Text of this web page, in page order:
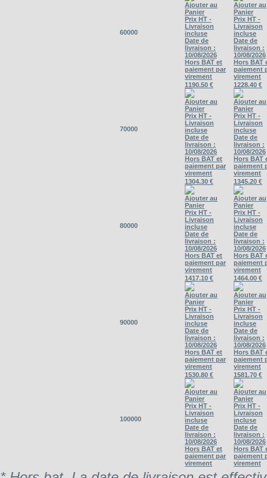
60000
Ajouter au
Panier
Prix HT -
Livraison
incluse
Date de
livraison :
10/08/2026
Hors BAT et
paiement par
virement
Ajouter au
Panier
Prix HT -
Livraison
incluse
Date de
livraison :
10/08/2026
Hors BAT
paiement
virement
70000
1190.50 €
Ajouter au
Panier
Prix HT -
Livraison
incluse
Date de
livraison :
10/08/2026
Hors BAT et
paiement par
virement
1228.40 €
Ajouter au
Panier
Prix HT -
Livraison
incluse
Date de
livraison :
10/08/2026
Hors BAT
paiement
virement
80000
1304.30 €
Ajouter au
Panier
Prix HT -
Livraison
incluse
Date de
livraison :
10/08/2026
Hors BAT et
paiement par
virement
1345.20 €
Ajouter au
Panier
Prix HT -
Livraison
incluse
Date de
livraison :
10/08/2026
Hors BAT
paiement
virement
90000
1417.10 €
Ajouter au
Panier
Prix HT -
Livraison
incluse
Date de
livraison :
10/08/2026
Hors BAT et
paiement par
virement
1464.00 €
Ajouter au
Panier
Prix HT -
Livraison
incluse
Date de
livraison :
10/08/2026
Hors BAT
paiement
virement
100000
1530.80 €
Ajouter au
Panier
Prix HT -
Livraison
incluse
Date de
livraison :
10/08/2026
Hors BAT et
paiement par
virement
1581.70 €
Ajouter au
Panier
Prix HT -
Livraison
incluse
Date de
livraison :
10/08/2026
Hors BAT
paiement
virement